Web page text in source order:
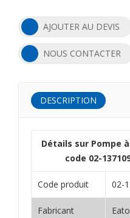
AJOUTER AU DEVIS
NOUS CONTACTER
DESCRIPTION
Détails sur Pompe
code 02-
Code produit 02-
Fabricant